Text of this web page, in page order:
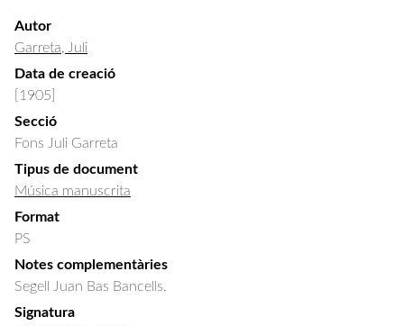
Autor
Garreta, Juli
Data de creació
[1905]
Secció
Fons Juli Garreta
Tipus de document
Música manuscrita
Format
PS
Notes complementàries
Segell Juan Bas Bancells.
Signatura